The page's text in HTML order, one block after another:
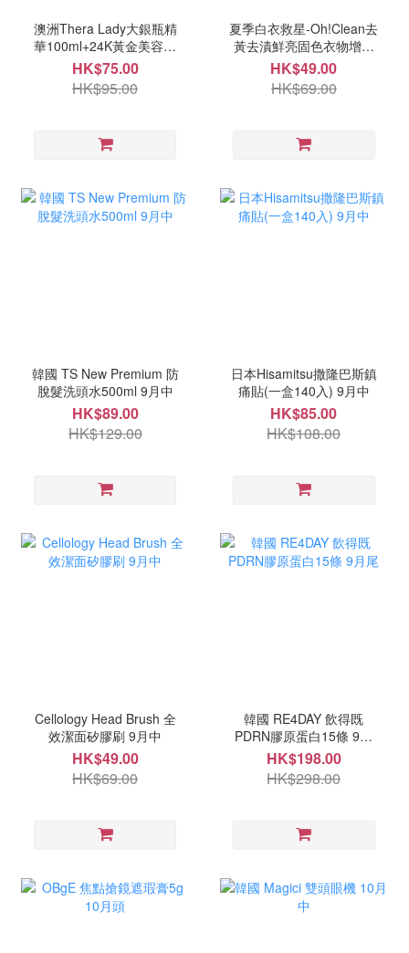
澳洲Thera Lady大銀瓶精
華100ml+24K黃金美容套
裝 9月尾
HK$75.00
HK$95.00
夏季白衣救星-Oh!Clean去
黃去漬鮮亮固色衣物增白
片10入(一套2盒) 11月中
HK$49.00
HK$69.00
韓國 TS New Premium 防
脫髮洗頭水500ml 9月中
HK$89.00
HK$129.00
日本Hisamitsu撒隆巴斯鎮
痛貼(一盒140入) 9月中
HK$85.00
HK$108.00
Cellology Head Brush 全
效潔面矽膠刷 9月中
HK$49.00
HK$69.00
韓國 RE4DAY 飲得既
PDRN膠原蛋白15條 9月
尾
HK$198.00
HK$298.00